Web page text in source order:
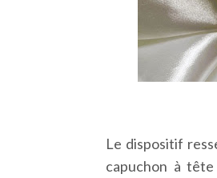
Le dispositif
capuchon à